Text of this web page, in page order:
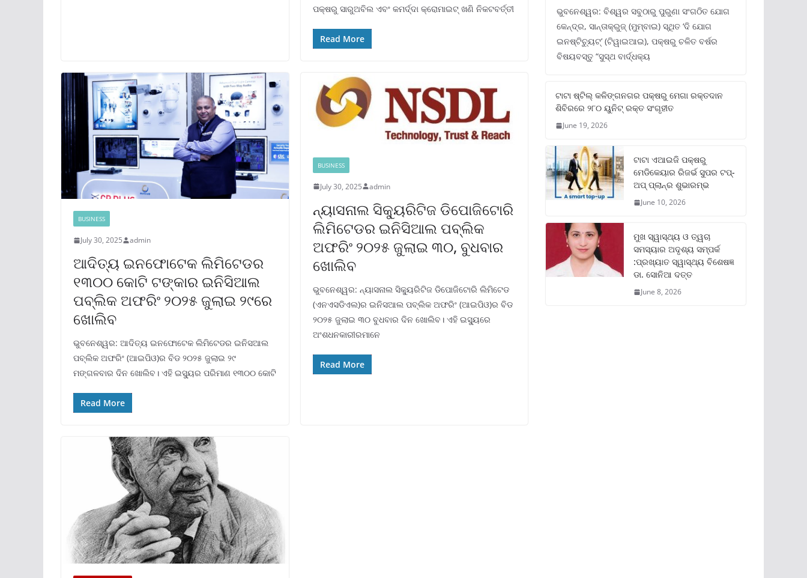
ପକ୍ଷରୁ ସାରୁଅବିଲ ଏବଂ କମର୍ଦ୍ଦା କ୍ରୋମାଇଟ୍ ଖଣି ନିକଟବର୍ତ୍ତୀ
Read More
BUSINESS
July 30, 2025 admin
ଆଦିତ୍ୟ ଇନଫୋଟେକ ଲିମିଟେଡର
୧୩୦୦ କୋଟି ଟଙ୍କାର ଇନିସିଆଲ
ପବ୍ଲିକ ଅଫରିଂ ୨୦୨୫ ଜୁଲାଇ ୨୯ରେ
ଖୋଲିବ
ଭୁବନେଶ୍ୱର: ଆଦିତ୍ୟ ଇନଫୋଟେକ ଲିମିଟେଡର ଇନିସଆଲ
ପବ୍ଲିକ ଅଫରିଂ (ଆଇପିଓ)ର ବିଡ ୨୦୨୫ ଜୁଲାଇ ୨୯
ମଙ୍ଗଳବାର ଦିନ ଖୋଲିବ। ଏହି ଇସ୍ୟୁର ପରିମାଣ ୧୩୦୦ କୋଟି
Read More
BUSINESS
July 30, 2025 admin
ନ୍ୟାସନାଲ ସିକ୍ୟୁରିଟିଜ ଡିପୋଜିଟୋରି
ଲିମିଟେଡର ଇନିସିଆଲ ପବ୍ଲିକ
ଅଫରିଂ ୨୦୨୫ ଜୁଲାଇ ୩୦, ବୁଧବାର
ଖୋଲିବ
ଭୁବନେଶ୍ୱର: ନ୍ୟାସନାଲ ସିକ୍ୟୁରିଟିଜ ଡିପୋଜିଟୋରି ଲିମିଟେଡ
(ଏନଏସଡିଏଲ)ର ଇନିସଆଲ ପବ୍ଲିକ ଅଫରିଂ (ଆଇପିଓ)ର ବିଡ
୨୦୨୫ ଜୁଲାଇ ୩୦ ବୁଧବାର ଦିନ ଖୋଲିବ। ଏହି ଇସ୍ୟୁରେ
ଅଂଶଧନକାରୀରମାନେ
Read More
ଭୁବନେଶ୍ୱର: ବିଶ୍ୱର ସବୁଠାରୁ ପୁରୁଣା ସଂଗଠିତ ଯୋଗ
କେନ୍ଦ୍ର, ସାନ୍ତାକ୍ରୁଜ୍ (ମୁମ୍ବାଇ) ସ୍ଥିତ ‘ଦି ଯୋଗ
ଇନଷ୍ଟିଚ୍ୟୁଟ୍‌’ (ଟିୱାଇଆଇ), ପକ୍ଷରୁ ଚଳିତ ବର୍ଷର
ବିଷୟବସ୍ତୁ “ସୁସ୍ଥ ବାର୍ଦ୍ଧକ୍ୟ
ଟାଟା ଷ୍ଟିଲ୍‌ କଳିଙ୍ଗନଗର ପକ୍ଷରୁ ମେଗା ରକ୍ତଦାନ
ଶିବିରରେ ୨୮୦ ୟୁନିଟ୍‌ ରକ୍ତ ସଂଗୃହୀତ
June 19, 2026
ଟାଟା ଏଆଇଜି ପକ୍ଷରୁ
ମେଡିକେୟାର ରିଜର୍ଭ ସୁପର ଟପ୍‌-
ଅପ୍ ପ୍ଲାନ୍‌ର ଶୁଭାରମ୍ଭ
June 10, 2026
ମୁଖ ସ୍ୱାସ୍ଥ୍ୟ ଓ ତ୍ୱଚା
ସମସ୍ୟାର ଅଦୃଶ୍ୟ ସମ୍ପର୍କ
:ପ୍ରଖ୍ୟାତ ସ୍ୱାସ୍ଥ୍ୟ ବିଶେଷଜ୍ଞ
ଡା. ସୋନିଆ ଦତ୍ତ
June 8, 2026